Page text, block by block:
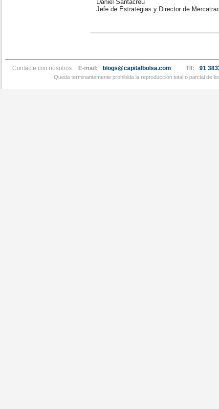
Daniel Santacreu
Jefe de Estrategias y Director de
Contacte con nosotros: E-mail: blogs@capitalbolsa.com Tlf: 91
Queda terminantemente prohibida la reproducción total o parcial de